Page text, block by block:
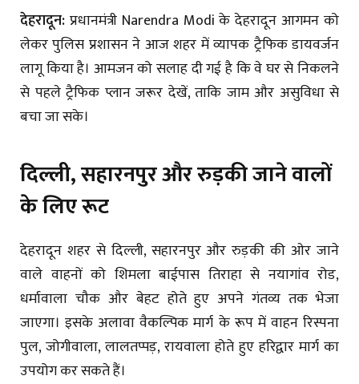
देहरादून: प्रधानमंत्री Narendra Modi के देहरादून आगमन को
लेकर पुलिस प्रशासन ने आज शहर में व्यापक ट्रैफिक डायवर्जन
लागू किया है। आमजन को सलाह दी गई है कि वे घर से निकलने
से पहले ट्रैफिक प्लान जरूर देखें, ताकि जाम और असुविधा से
बचा जा सके।
दिल्ली, सहारनपुर और रुड़की जाने वालों
के लिए रूट
देहरादून शहर से दिल्ली, सहारनपुर और रुड़की की ओर जाने
वाले वाहनों को शिमला बाईपास तिराहा से नयागांव रोड,
धर्मावाला चौक और बेहट होते हुए अपने गंतव्य तक भेजा
जाएगा। इसके अलावा वैकल्पिक मार्ग के रूप में वाहन रिस्पना
पुल, जोगीवाला, लालतप्पड़, रायवाला होते हुए हरिद्वार मार्ग का
उपयोग कर सकते हैं।